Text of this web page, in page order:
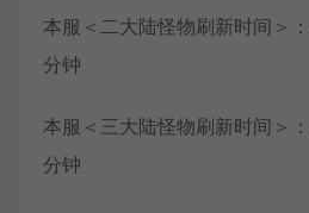
本服＜二大陆怪物刷新时间＞
分钟
本服＜三大陆怪物刷新时间＞
分钟